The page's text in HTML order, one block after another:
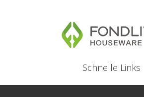
Schnelle Links